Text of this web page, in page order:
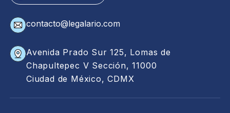
contacto@legalario.com
Avenida Prado Sur 125, Lomas de
Chapultepec V Sección, 11000
Ciudad de México, CDMX